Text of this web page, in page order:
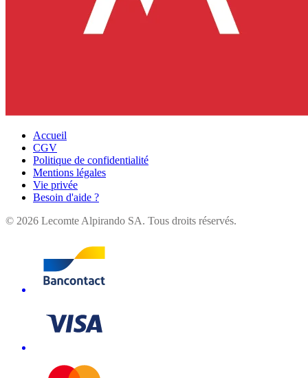
Accueil
CGV
Politique de confidentialité
Mentions légales
Vie privée
Besoin d'aide ?
© 2026 Lecomte Alpirando SA. Tous droits réservés.